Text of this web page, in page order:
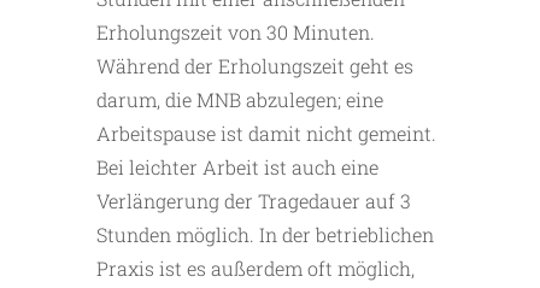
Erholungszeit von 30 Minuten.
Während der Erholungszeit geht es
darum, die MNB abzulegen; eine
Arbeitspause ist damit nicht gemeint.
Bei leichter Arbeit ist auch eine
Verlängerung der Tragedauer auf 3
Stunden möglich. In der betrieblichen
Praxis ist es außerdem oft möglich,